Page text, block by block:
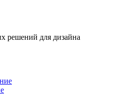
решений для дизайна